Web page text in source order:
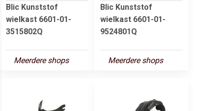
Blic Kunststof
wielkast 6601-01-
3515802Q
Meerdere shops
Blic Kunststof
wielkast 6601-01-
9524801Q
Meerdere shops